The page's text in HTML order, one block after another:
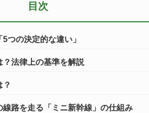
目次
つの決定的な違い」
？法律上の基準を解説
？
路を走る「ミニ新幹線」の仕組み